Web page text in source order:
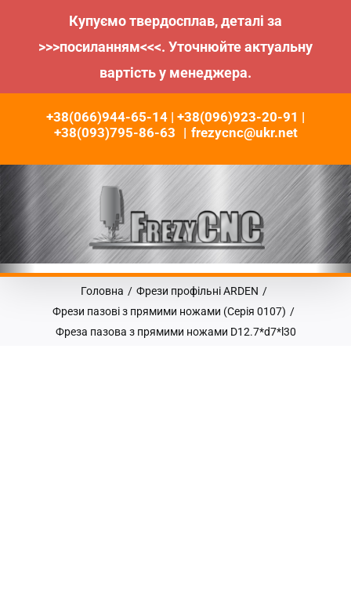
Купуємо твердосплав, деталі за
>>>посиланням<<<. Уточнюйте актуальну
вартість у менеджера.
+38(066)944-65-14 | +38(096)923-20-91 |
+38(093)795-86-63 | frezycnc@ukr.net
Головна / Фрези профільні ARDEN /
Фрези пазові з прямими ножами (Серія 0107) /
Фреза пазова з прямими ножами D12.7*d7*l30